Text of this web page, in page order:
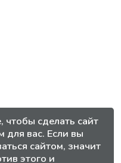
сделать сайт
вас. Если вы
сайтом, значит
этого и